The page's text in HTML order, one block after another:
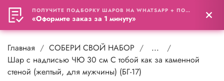
0
Главная СОБЕРИ СВОЙ НАБОР
...
Шар с надписью ЧЮ 30 см С тобой как за каменной
стеной (желтый, для мужчины) (БГ-17)
ПОЛУЧИТЕ ПОДБОРКУ ШАРОВ НА WHATSAPP + ПОДАРОК
«Оформите заказ за 1 минуту»